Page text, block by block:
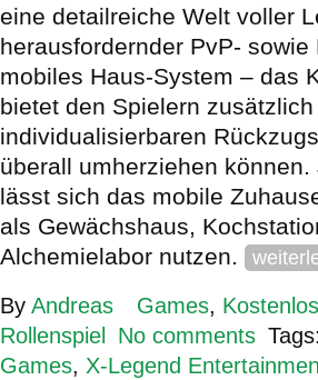
eine detailreiche Welt voller
herausfordernder PvP- sowie
mobiles Haus-System – das
bietet den Spielern
individualisierbaren
überall umherziehen
lässt sich das mobile
als Gewächshaus,
Alchemielabor nutzen.
By Andreas Games,
Rollenspiel
No comments
Games, X-Legend